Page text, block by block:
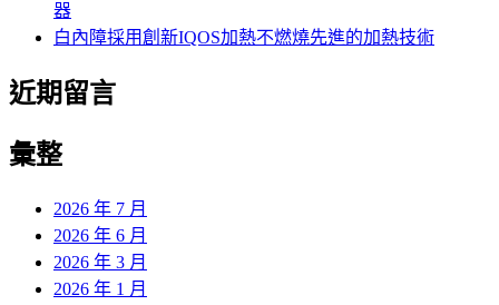
器
白內障採用創新IQOS加熱不燃燒先進的加熱技術
近期留言
彙整
2026 年 7 月
2026 年 6 月
2026 年 3 月
2026 年 1 月